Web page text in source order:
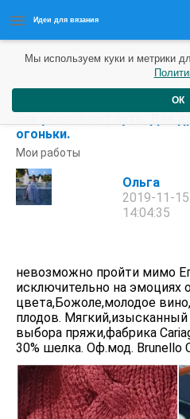
Идеи для вязания
⠀ У каждого человека
огоньки.
Мои работы
Ольга
2019-11-15
14:04:35
невозможно пройти мимо
исключительно на эмоциях
цвета,Божоле,молодое
плодов. Мягкий,изысканный
выбора пряжи,фабрика
30% шелка. Оф.мод. Brunello
Мы используем куки и метрики
ОК